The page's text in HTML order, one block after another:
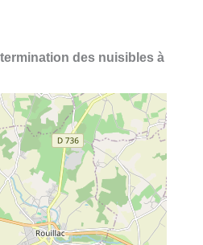
des nuisibles à